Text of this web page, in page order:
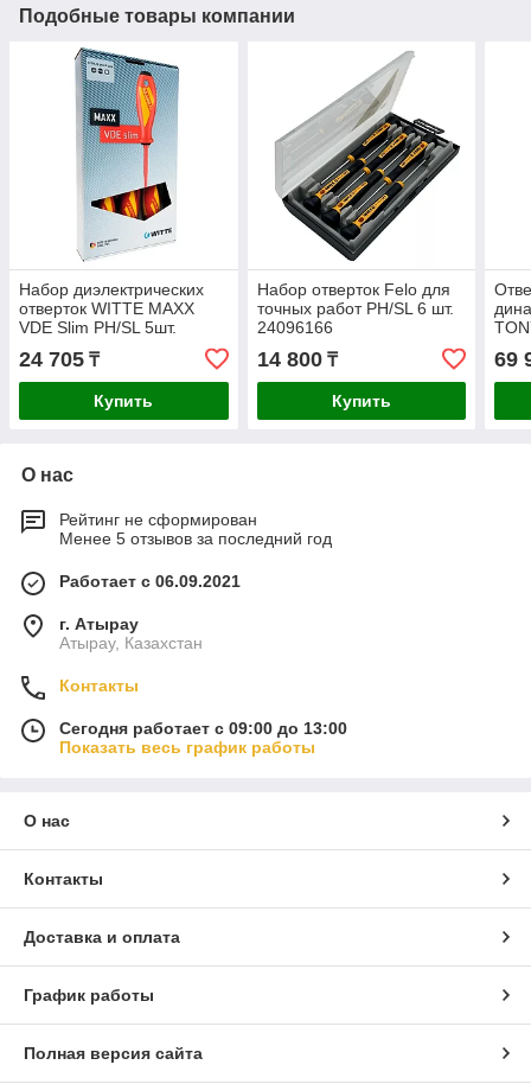
Подобные товары компании
Набор диэлектрических
отверток WITTE MAXX
VDE Slim PH/SL 5шт.
653771216
24 705 ₸
Купить
Набор отверток Felo для
точных работ PH/SL 6 шт.
24096166
14 800₸
Купить
69
О нас
Рейтинг не сформирован
Менее 5 отзывов за последний год
Работает с 06.09.2021
г. Атырау
Атырау, Казахстан
Контакты
Сегодня работает с 09:00 до 13:00
Показать весь график работы
О нас
Контакты
Доставка и оплата
График работы
Полная версия сайта